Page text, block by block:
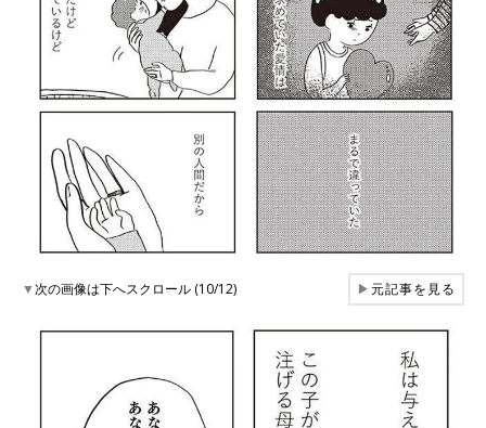
▼次の画像は下へスクロール (10/12) ▶元記事を見る